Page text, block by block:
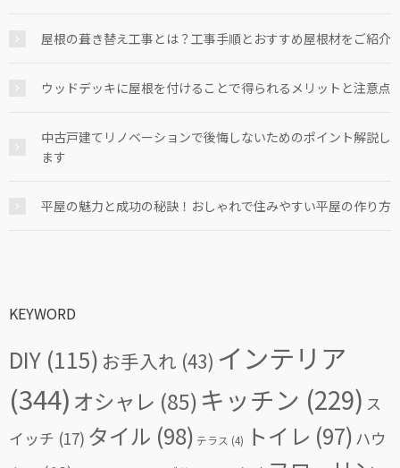
屋根の葺き替え工事とは？工事手順とおすすめ屋根材をご紹介
ウッドデッキに屋根を付けることで得られるメリットと注意点
中古戸建てリノベーションで後悔しないためのポイント解説し
ます
平屋の魅力と成功の秘訣！おしゃれで住みやすい平屋の作り方
KEYWORD
DIY (115) お手入れ (43) インテリア
(344) オシャレ (85) キッチン (229) ス
イッチ (17) タイル (98) テラス (4) トイレ (97) ハウ